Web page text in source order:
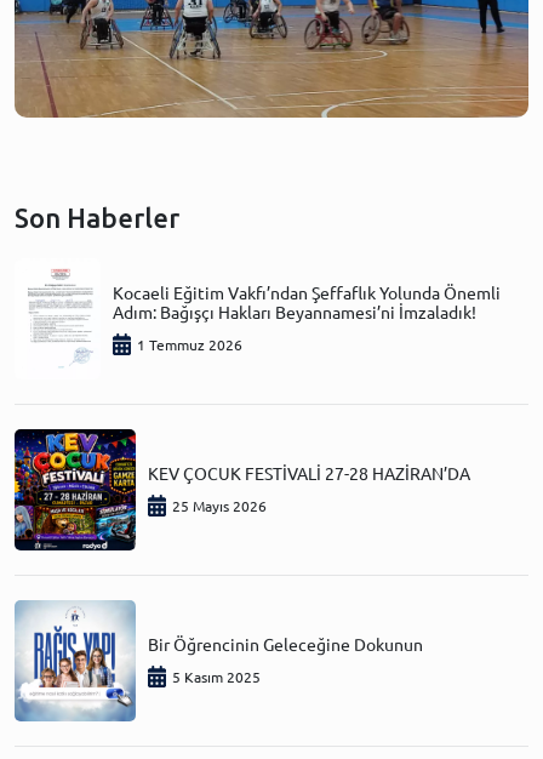
Son Haberler
Kocaeli Eğitim Vakfı’ndan Şeffaflık Yolunda Önemli
Adım: Bağışçı Hakları Beyannamesi’ni İmzaladık!
1 Temmuz 2026
KEV ÇOCUK FESTİVALİ 27-28 HAZİRAN’DA
25 Mayıs 2026
Bir Öğrencinin Geleceğine Dokunun
5 Kasım 2025